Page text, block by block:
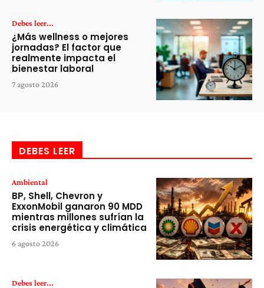
Debes leer...
¿Más wellness o mejores
jornadas? El factor que
realmente impacta el
bienestar laboral
7 agosto 2026
DEBES LEER
Ambiental
BP, Shell, Chevron y
ExxonMobil ganaron 90 MDD
mientras millones sufrían la
crisis energética y climática
6 agosto 2026
Debes leer...